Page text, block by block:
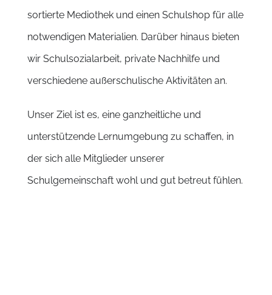
sortierte Mediothek und einen Schulshop für alle
notwendigen Materialien. Darüber hinaus bieten
wir Schulsozialarbeit, private Nachhilfe und
verschiedene außerschulische Aktivitäten an.
Unser Ziel ist es, eine ganzheitliche und
unterstützende Lernumgebung zu schaffen, in
der sich alle Mitglieder unserer
Schulgemeinschaft wohl und gut betreut fühlen.